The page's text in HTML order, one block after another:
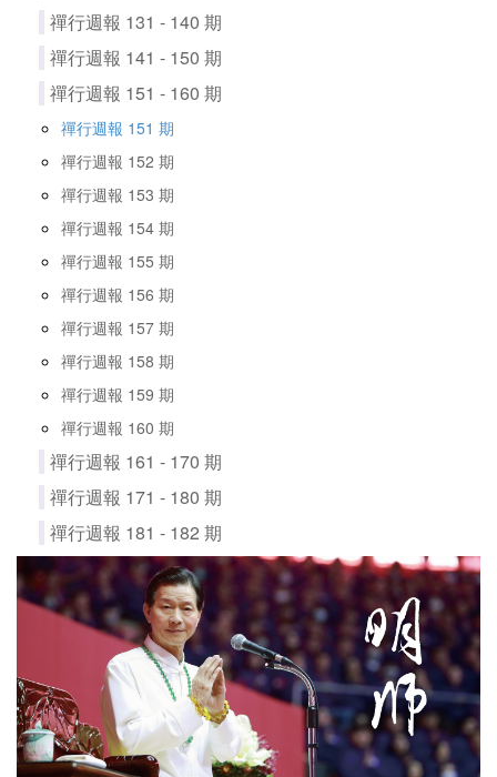
禪行週報 131 - 140 期
禪行週報 141 - 150 期
禪行週報 151 - 160 期
禪行週報 151 期
禪行週報 152 期
禪行週報 153 期
禪行週報 154 期
禪行週報 155 期
禪行週報 156 期
禪行週報 157 期
禪行週報 158 期
禪行週報 159 期
禪行週報 160 期
禪行週報 161 - 170 期
禪行週報 171 - 180 期
禪行週報 181 - 182 期